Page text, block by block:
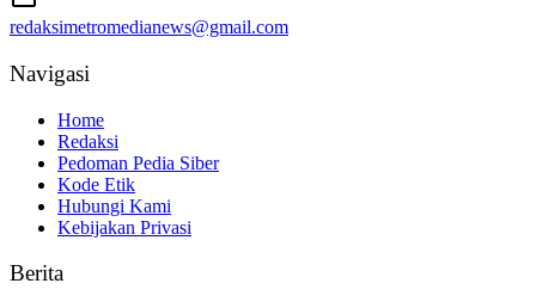
redaksimetromedianews@gmail.com
Navigasi
Home
Redaksi
Pedoman Pedia Siber
Kode Etik
Hubungi Kami
Kebijakan Privasi
Berita